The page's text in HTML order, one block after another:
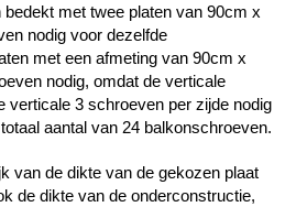
met twee platen van 90cm x
nodig voor dezelfde
met een afmeting van 90cm x
nodig, omdat de verticale
verticale 3 schroeven per zijde nodig
aantal van 24 balkonschroeven.
van de dikte van de gekozen plaat
de dikte van de onderconstructie,